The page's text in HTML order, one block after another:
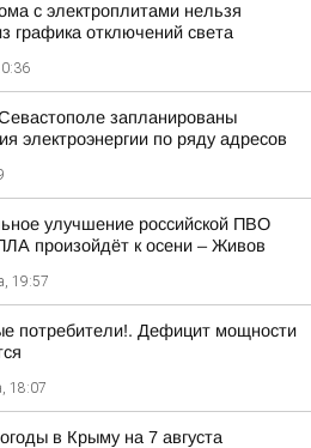
с электроплитами нельзя
графика отключений света
запланированы
электроэнергии по ряду адресов
улучшение российской ПВО
произойдёт к осени – Живов
19:57
потребители!. Дефицит мощности
18:07
в Крыму на 7 августа